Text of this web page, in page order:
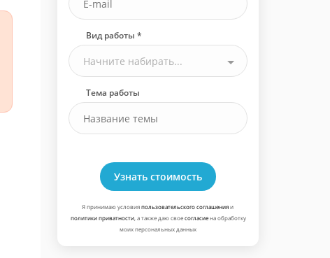
Вид работы *
Начните набирать...
Тема работы
Узнать стоимость
Я принимаю условияпользовательского соглашенияи
политики приватности, а также даю своесогласиена обработку
моих персональных данных